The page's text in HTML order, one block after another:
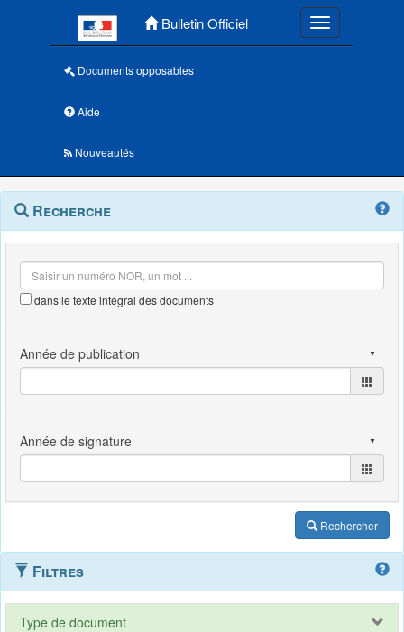
Bulletin Officiel Toggle
Documents opposables
Aide
Nouveautés
Navigation
outils
Menu
contextuel
Recherche
dans le texte intégral des documents
Rechercher
Filtres
Type de document